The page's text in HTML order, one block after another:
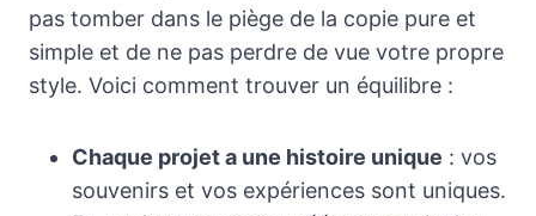
pas tomber dans le piège de la copie pure et
simple et de ne pas perdre de vue votre propre
style. Voici comment trouver un équilibre :
Chaque projet a une histoire unique : vos
souvenirs et vos expériences sont uniques.